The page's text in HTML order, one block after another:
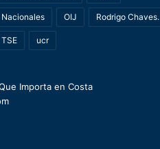
Nacionales OIJ Rodrigo Chaves.
TSE ucr
Importa en Costa